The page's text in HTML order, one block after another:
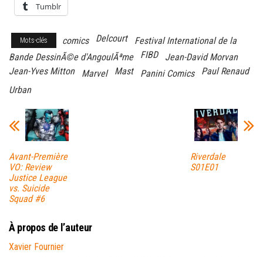
Tumblr
Mots-clés comics Delcourt
Festival International de la
Bande DessinÃ©e d'AngoulÃªme
FIBD
Jean-David Morvan
Jean-Yves Mitton
Marvel Mast Panini Comics
Paul Renaud
Urban
Avant-Première
VO: Review
Justice League
vs. Suicide
Squad #6
Riverdale
S01E01
À propos de l’auteur
Xavier Fournier